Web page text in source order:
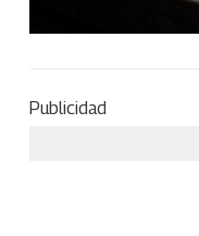
Publicidad